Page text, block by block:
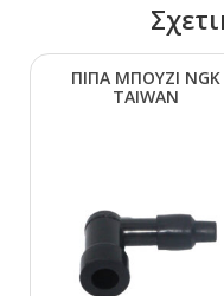
ΠΙΠΑ ΜΠΟΥΖΙ ΝGΚ
ΤΑΙWΑΝ